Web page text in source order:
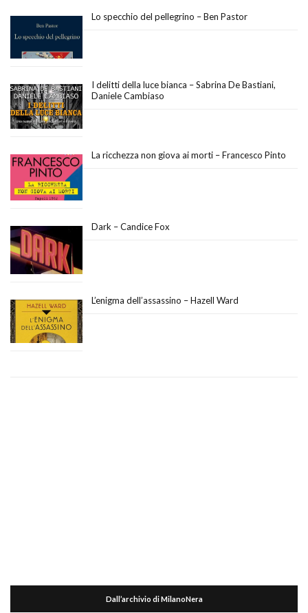
Lo specchio del pellegrino – Ben Pastor
I delitti della luce bianca – Sabrina De Bastiani,
Daniele Cambiaso
La ricchezza non giova ai morti – Francesco Pinto
Dark – Candice Fox
L’enigma dell’assassino – Hazell Ward
Dall’archivio di MilanoNera